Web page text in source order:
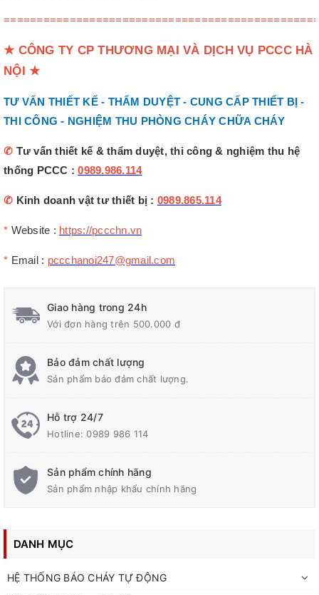
★ CÔNG TY CP THƯƠNG MẠI VÀ DỊCH VỤ PCCC HÀ
NỘI ★
TƯ VẤN THIẾT KẾ - THẨM DUYỆT - CUNG CẤP THIẾT BỊ -
THI CÔNG - NGHIỆM THU PHÒNG CHÁY CHỮA CHÁY
✆ Tư vấn thiết kế & thẩm duyệt, thi công & nghiệm thu hệ
thống PCCC :0989.986.114
✆ Kinh doanh vật tư thiết bị : 0989.865.114
* Website : https://pccchn.vn
* Email : pccchanoi247@gmail.com
Giao hàng trong 24h
Với đơn hàng trên 500.000 đ
Bảo đảm chất lượng
Sản phẩm bảo đảm chất lượng.
Hỗ trợ 24/7
Hotline:0989 986 114
Sản phẩm chính hãng
Sản phẩm nhập khẩu chính hãng
DANH MỤC
HỆ THỐNG BÁO CHÁY TỰ ĐỘNG